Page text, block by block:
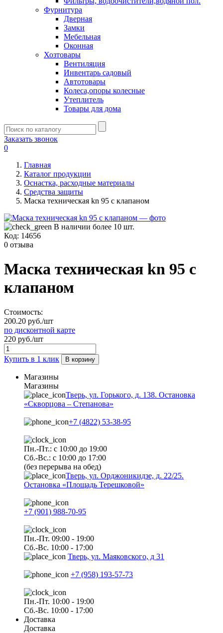
Фурнитура
Дверная
Замки
Мебельная
Оконная
Хозтовары
Вентиляция
Инвентарь садовый
Автотовары
Колеса,опоры колесные
Утеплитель
Товары для дома
Заказать звонок
0
Главная
Каталог продукции
Оснастка, расходные материалы
Средства защиты
Маска техническая kn 95 с клапаном
В наличии более 10 шт.
Код: 14656
0 отзыва
Маска техническая kn 95 с
клапаном
Стоимость:
200.20 руб./шт
по дисконтной карте
220 руб./шт
Купить в 1 клик В корзину
Магазины
Магазины
Тверь, ул. Горького, д. 138. Остановка
«Скворцова – Степанова»
+7 (4822) 53-38-95
Пн.-Пт.: с 10:00 до 19:00
Сб.-Вс.: с 10:00 до 17:00
(без перерыва на обед)
Тверь, ул. Орджоникидзе, д. 22/25.
Остановка «Площадь Терешковой»
+7 (901) 988-70-95
Пн.-Пт. 09:00 - 19:00
Сб.-Вс. 10:00 - 17:00
Тверь, ул. Маяковского, д 31
+7 (958) 193-57-73
Пн.-Пт. 10:00 - 19:00
Сб.-Вс. 10:00 - 17:00
Доставка
Доставка